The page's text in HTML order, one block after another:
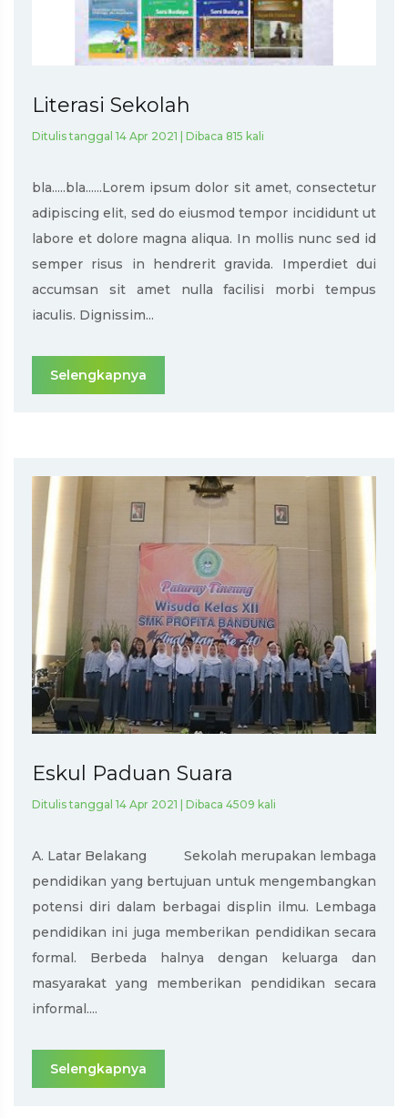
Literasi Sekolah
Ditulis tanggal 14 Apr 2021 | Dibaca 815 kali
bla.....bla......Lorem ipsum dolor sit amet, consectetur
adipiscing elit, sed do eiusmod tempor incididunt ut
labore et dolore magna aliqua. In mollis nunc sed id
semper risus in hendrerit gravida. Imperdiet dui
accumsan sit amet nulla facilisi morbi tempus
iaculis. Dignissim...
Selengkapnya
Eskul Paduan Suara
Ditulis tanggal 14 Apr 2021 | Dibaca 4509 kali
A. Latar Belakang Sekolah merupakan lembaga
pendidikan yang bertujuan untuk mengembangkan
potensi diri dalam berbagai displin ilmu. Lembaga
pendidikan ini juga memberikan pendidikan secara
formal. Berbeda halnya dengan keluarga dan
masyarakat yang memberikan pendidikan secara
informal....
Selengkapnya